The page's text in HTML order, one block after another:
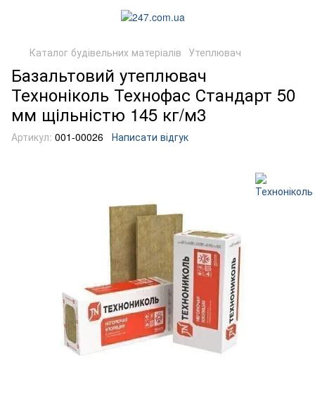
Каталог будівельних матеріалів Утеплювач
Базальтовий утеплювач
Техноніколь Технофас Стандарт 50
мм щільністю 145 кг/м3
Артикул: 001-00026 Написати відгук